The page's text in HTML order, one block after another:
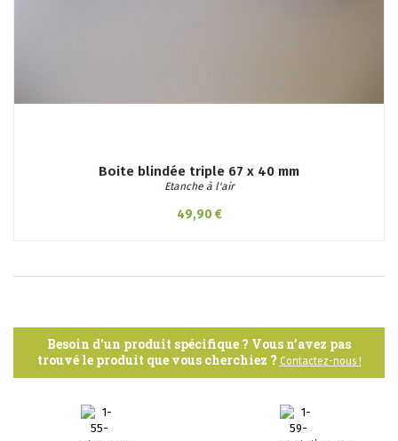
Boite blindée triple 67 x 40 mm
Etanche à l'air
49,90 €
Besoin d'un produit spécifique ? Vous n’avez pas
trouvé le produit que vous cherchiez ? Contactez-nous !